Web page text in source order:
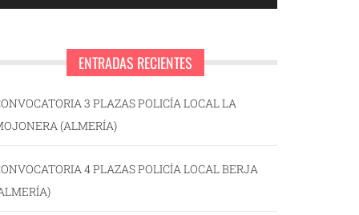
ENTRADAS RECIENTES
3 PLAZAS POLICÍA LOCAL LA
(ALMERÍA)
4 PLAZAS POLICÍA LOCAL BERJA